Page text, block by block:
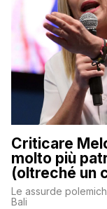
Criticare
molto più
(oltreché un
Le assurde
Bali